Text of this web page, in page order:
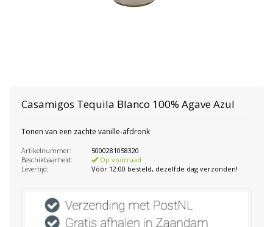
Casamigos Tequila Blanco 100% Agave Azul
Tonen van een zachte vanille-afdronk
Artikelnummer:
5000281058320
Beschikbaarheid:
Op voorraad
Levertijd:
Vóór 12:00 besteld, dezelfde dag verzonden!